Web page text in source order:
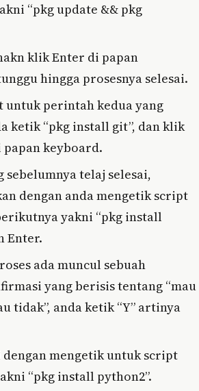
“pkg update && pkg
klik Enter di papan
hingga prosesnya selesai.
untuk perintah kedua yang
ketik “pkg install git”, dan klik
keyboard.
sebelumnya telaj selesai,
dengan anda mengetik script
yakni “pkg install
Enter.
ada muncul sebuah
yang berisis tentang “mau
tidak”, anda ketik “Y” artinya
mengetik untuk script
“pkg install python2”.